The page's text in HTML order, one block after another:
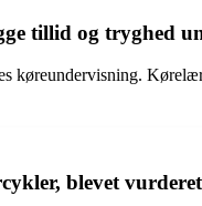
tillid og tryghed
køreundervisning.
blevet